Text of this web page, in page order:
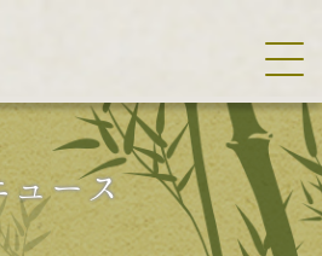
アクセス コンセプト
求人情報 新着情報 商品紹介
ン WEB予約 エステメニュー
ュース